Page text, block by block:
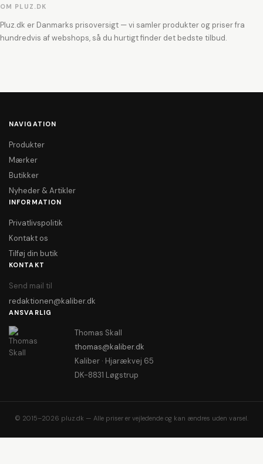
OM PLUZ.DK
Pluz.dk er Danmarks prisoversigt — vi samler produkter og priser fra
hundredvis af webshops, så du hurtigt finder det bedste tilbud.
NAVIGATION
Produkter
Mærker
Butikker
Nyheder & Artikler
INFORMATION
Privatlivspolitik
Kontakt os
Tilføj din butik
KONTAKT
Send mail til
redaktionen@kaliber.dk
ANSVARLIG
Thomas Skall
thomas@kaliber.dk
Kaliber · Hjarækvej 65
DK-8831 Løgstrup
© 2015–2026 pluz.dk — Alle priser er vejledende og kan ændres uden varsel.